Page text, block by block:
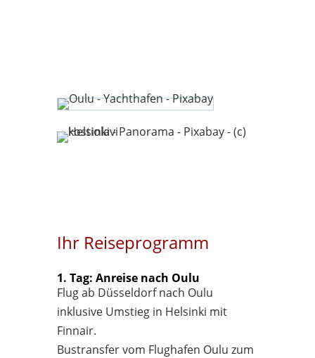
Ihr Reiseprogramm
1. Tag: Anreise nach Oulu
Flug ab Düsseldorf nach Oulu
inklusive Umstieg in Helsinki mit
Finnair.
Bustransfer vom Flughafen Oulu zum